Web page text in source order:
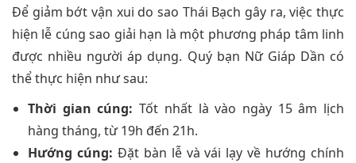
Để giảm bớt vận xui do sao Thái Bạch gây ra, việc thực
hiện lễ cúng sao giải hạn là một phương pháp tâm linh
được nhiều người áp dụng. Quý bạn Nữ Giáp Dần có
thể thực hiện như sau:
Thời gian cúng: Tốt nhất là vào ngày 15 âm lịch
hàng tháng, từ 19h đến 21h.
Hướng cúng: Đặt bàn lễ và vái lạy về hướng chính